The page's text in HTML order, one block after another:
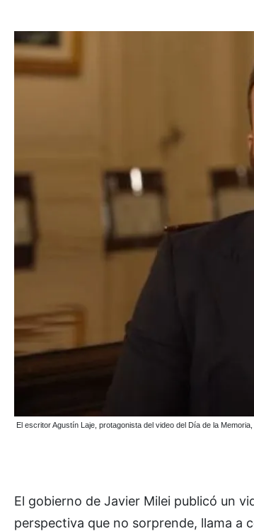
El escritor Agustín Laje, protagonista del video del Día de la
El gobierno de Javier Milei publicó un
perspectiva que no sorprende, llama a